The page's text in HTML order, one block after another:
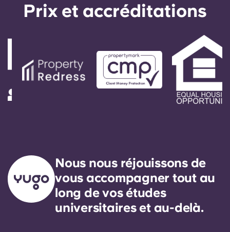
Prix ​​et accréditations
Nous nous réjouissons de
vous accompagner tout au
long de vos études
universitaires et au-delà.